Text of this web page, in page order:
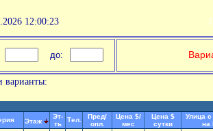
12:00:23
до:
варианты:
Этаж
Эт-
ть
Тел.
Пред/
опл.
Цена $/
мес
Цена $
сутки
Улица
на